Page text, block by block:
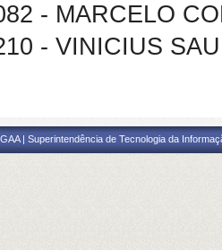
- MARCELO
- VINICIUS
| Superintendência de Tecnologia da